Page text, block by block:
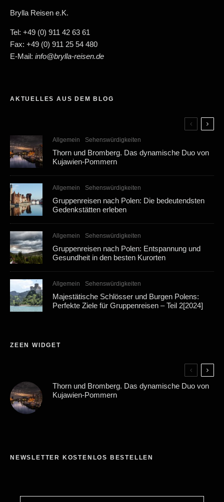
Brylla Reisen e.K.
Tel: +49 (0) 911 42 63 61
Fax: +49 (0) 911 25 54 480
E-Mail: info@brylla-reisen.de
AKTUELLES AUS DEM BLOG
Allgemein Sehenswürdigkeiten
Thorn und Bromberg. Das dynamische Duo von
Kujawien-Pommern
Allgemein Sehenswürdigkeiten
Gruppenreisen nach Polen: Die bedeutendsten
Gedenkstätten erleben
Allgemein Sehenswürdigkeiten
Gruppenreisen nach Polen: Entspannung und
Gesundheit in den besten Kurorten
Allgemein Sehenswürdigkeiten
Majestätische Schlösser und Burgen Polens:
Perfekte Ziele für Gruppenreisen – Teil 2[2024]
ZEEN WIDGET
Thorn und Bromberg. Das dynamische Duo von
Kujawien-Pommern
NEWSLETTER KOSTENLOS BESTELLEN